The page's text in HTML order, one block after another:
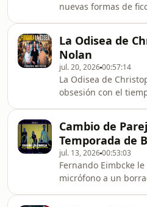
nuevas formas de
nano shows, y cómo
obsesiones en redes
transformado la
vemos y
pregunta que nadie
responder: ¿qué
del cine mexicano
tengamos cine y todo
La Odisea de
Nolan
jul. 20, 202600:57:14
La Odisea de
obsesión con el
público a las salas
negado a hacer el
Una conversación
pensado para la
posible y el director
creyendo que las
Cambio de
Temporada de
jul. 13, 202600:53:03
Fernando Eimbcke
micrófono a un